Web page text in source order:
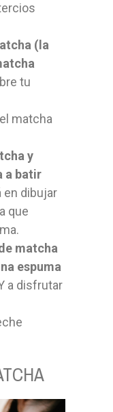
(la
tu
matcha
y
a batir
en dibujar
que
matcha
espuma
a disfrutar